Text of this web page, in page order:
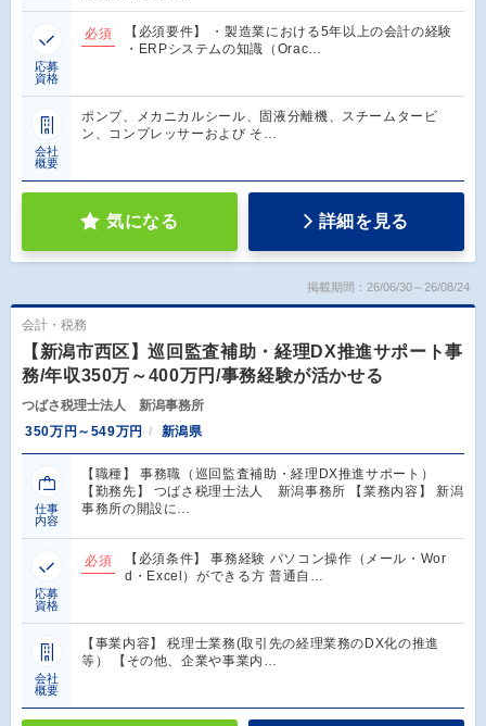
応募
資格
必須
【必須要件】 ・製造業における5年以上の会計の経験
・ERPシステムの知識（Orac…
会社
概要
ポンプ、メカニカルシール、固液分離機、スチームタービ
ン、コンプレッサーおよび そ…
気になる 詳細を見る
掲載期間：26/06/30～26/08/24
会計・税務
【新潟市西区】巡回監査補助・経理DX推進サポート事
務/年収350万～400万円/事務経験が活かせる
つばさ税理士法人 新潟事務所
350万円～549万円
新潟県
仕事
内容
【職種】 事務職（巡回監査補助・経理DX推進サポート）
【勤務先】 つばさ税理士法人 新潟事務所 【業務内容】 新潟
事務所の開設に…
応募
資格
必須
【必須条件】 事務経験 パソコン操作（メール・Wor
d・Excel）ができる方 普通自…
会社
概要
【事業内容】 税理士業務(取引先の経理業務のDX化の推進
等） 【その他、企業や事業内…